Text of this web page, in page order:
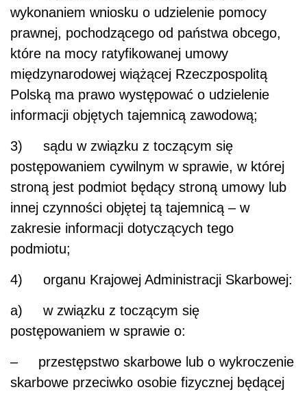
wykonaniem wniosku o udzielenie pomocy
prawnej, pochodzącego od państwa obcego,
które na mocy ratyfikowanej umowy
międzynarodowej wiążącej Rzeczpospolitą
Polską ma prawo występować o udzielenie
informacji objętych tajemnicą zawodową;
3) sądu w związku z toczącym się
postępowaniem cywilnym w sprawie, w której
stroną jest podmiot będący stroną umowy lub
innej czynności objętej tą tajemnicą – w
zakresie informacji dotyczących tego
podmiotu;
4) organu Krajowej Administracji Skarbowej:
a) w związku z toczącym się
postępowaniem w sprawie o:
– przestępstwo skarbowe lub o wykroczenie
skarbowe przeciwko osobie fizycznej będącej